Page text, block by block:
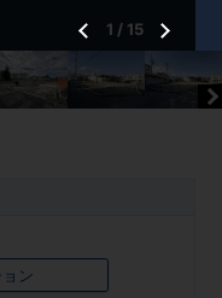
ン
1 / 15